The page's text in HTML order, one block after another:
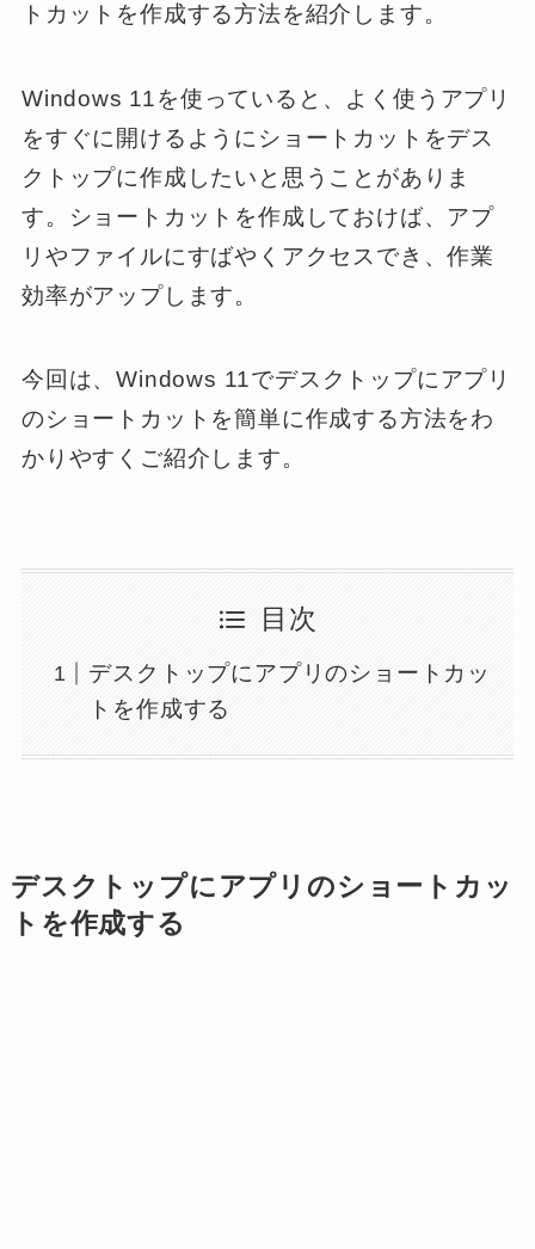
トカットを作成する方法を紹介します。
Windows 11を使っていると、よく使うアプリ
をすぐに開けるようにショートカットをデス
クトップに作成したいと思うことがありま
す。ショートカットを作成しておけば、アプ
リやファイルにすばやくアクセスでき、作業
効率がアップします。
今回は、Windows 11でデスクトップにアプリ
のショートカットを簡単に作成する方法をわ
かりやすくご紹介します。
目次
デスクトップにアプリのショートカッ
トを作成する
デスクトップにアプリのショートカッ
トを作成する